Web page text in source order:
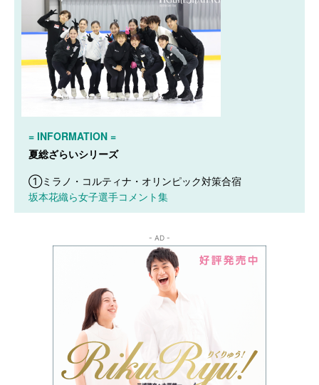
= INFORMATION =
夏総ざらいシリーズ
坂本花織ら女子選手コメント集
- AD -